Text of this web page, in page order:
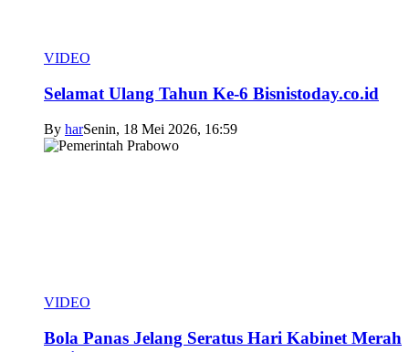
VIDEO
Selamat Ulang Tahun Ke-6 Bisnistoday.co.id
By harSenin, 18 Mei 2026, 16:59
VIDEO
Bola Panas Jelang Seratus Hari Kabinet Merah